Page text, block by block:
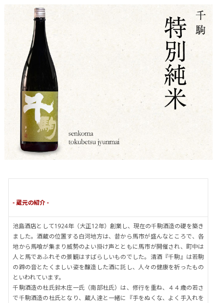
- 蔵元の紹介 -
池島酒店として1924年（大正12年）創業し、現在の千駒酒造の礎を築き
ました。酒蔵の位置する白河地方は、昔から馬市が盛んなところで、各
地から馬喰が集まり威勢のよい掛け声とともに馬市が開催され、町中は
人と馬であふれその景観はすばらしいものでした。清酒『千駒』は若駒
の蹄の音とたくましい姿を醸造した酒に託し、人々の健康を祈ったもの
といわれています。
千駒酒造の杜氏鈴木庄一氏（南部杜氏）は、修行を重ね、４４歳の若さ
で千駒酒造の杜氏となり、蔵人達と一緒に『手をぬくな、よく手入れを